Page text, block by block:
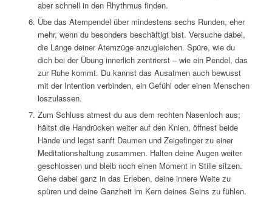
aber schnell in den Rhythmus finden.
Übe das Atempendel über mindestens sechs Runden, eher
mehr, wenn du besonders beschäftigt bist. Versuche dabei,
die Länge deiner Atemzüge anzugleichen. Spüre, wie du
dich bei der Übung innerlich zentrierst – wie ein Pendel, das
zur Ruhe kommt. Du kannst das Ausatmen auch bewusst
mit der Intention verbinden, ein Gefühl oder einen Menschen
loszulassen.
Zum Schluss atmest du aus dem rechten Nasenloch aus;
hältst die Handrücken weiter auf den Knien, öffnest beide
Hände und legst sanft Daumen und Zeigefinger zu einer
Meditationshaltung zusammen. Halten deine Augen weiter
geschlossen und bleib noch einen Moment in Stille sitzen.
Gehe dabei ganz in das Erleben, deine innere Weite zu
spüren und deine Ganzheit im Kern deines Seins zu fühlen.